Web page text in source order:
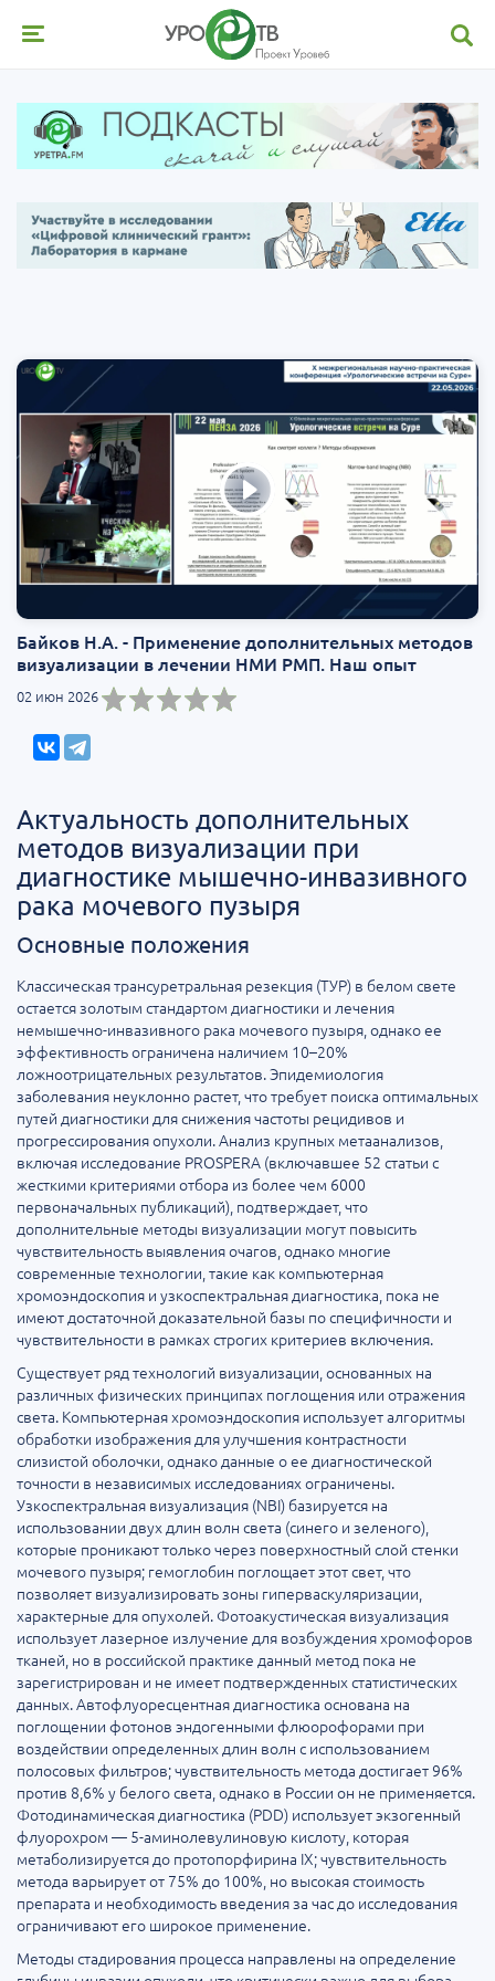
Байков Н.А. - Применение дополнительных методов
визуализации в лечении НМИ РМП. Наш опыт
02 июн 2026
Актуальность дополнительных
методов визуализации при
диагностике мышечно-инвазивного
рака мочевого пузыря
Основные положения
Классическая трансуретральная резекция (ТУР) в белом свете
остается золотым стандартом диагностики и лечения
немышечно-инвазивного рака мочевого пузыря, однако ее
эффективность ограничена наличием 10–20%
ложноотрицательных результатов. Эпидемиология
заболевания неуклонно растет, что требует поиска оптимальных
путей диагностики для снижения частоты рецидивов и
прогрессирования опухоли. Анализ крупных метаанализов,
включая исследование PROSPERA (включавшее 52 статьи с
жесткими критериями отбора из более чем 6000
первоначальных публикаций), подтверждает, что
дополнительные методы визуализации могут повысить
чувствительность выявления очагов, однако многие
современные технологии, такие как компьютерная
хромоэндоскопия и узкоспектральная диагностика, пока не
имеют достаточной доказательной базы по специфичности и
чувствительности в рамках строгих критериев включения.
Существует ряд технологий визуализации, основанных на
различных физических принципах поглощения или отражения
света. Компьютерная хромоэндоскопия использует алгоритмы
обработки изображения для улучшения контрастности
слизистой оболочки, однако данные о ее диагностической
точности в независимых исследованиях ограничены.
Узкоспектральная визуализация (NBI) базируется на
использовании двух длин волн света (синего и зеленого),
которые проникают только через поверхностный слой стенки
мочевого пузыря; гемоглобин поглощает этот свет, что
позволяет визуализировать зоны гиперваскуляризации,
характерные для опухолей. Фотоакустическая визуализация
использует лазерное излучение для возбуждения хромофоров
тканей, но в российской практике данный метод пока не
зарегистрирован и не имеет подтвержденных статистических
данных. Автофлуоресцентная диагностика основана на
поглощении фотонов эндогенными флюорофорами при
воздействии определенных длин волн с использованием
полосовых фильтров; чувствительность метода достигает 96%
против 8,6% у белого света, однако в России он не применяется.
Фотодинамическая диагностика (PDD) использует экзогенный
флуорохром — 5-аминолевулиновую кислоту, которая
метаболизируется до протопорфирина IX; чувствительность
метода варьирует от 75% до 100%, но высокая стоимость
препарата и необходимость введения за час до исследования
ограничивают его широкое применение.
Методы стадирования процесса направлены на определение